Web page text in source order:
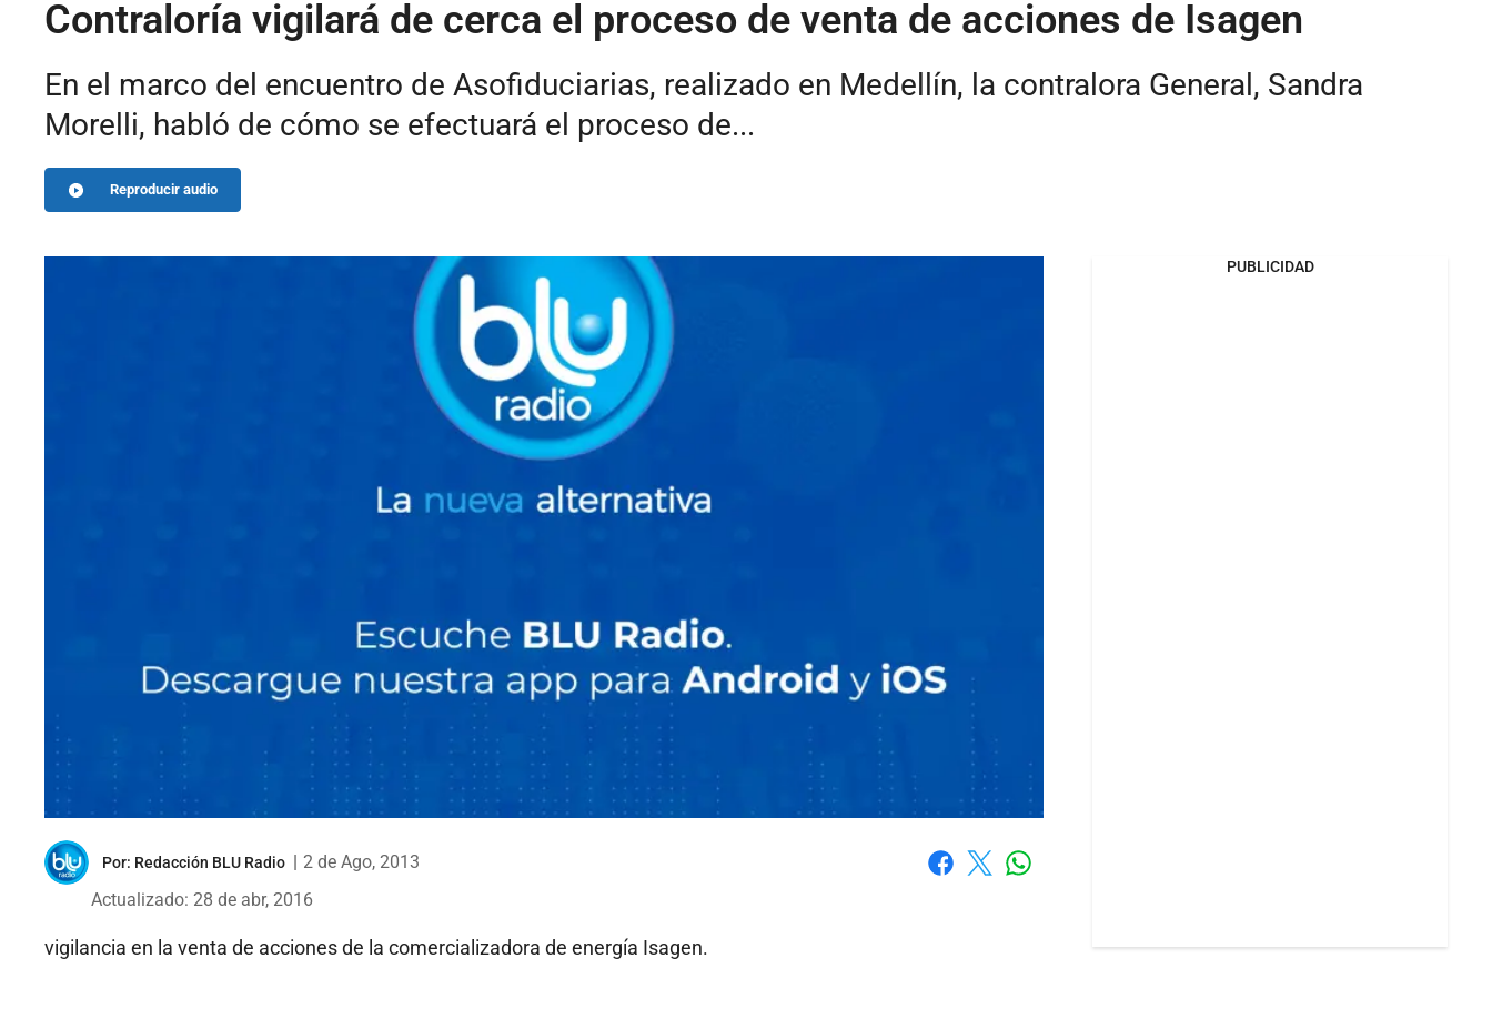
Contraloría vigilará de cerca el proceso de venta de acciones de Isagen
En el marco del encuentro de Asofiduciarias, realizado en Medellín, la contralora General, Sandra
Morelli, habló de cómo se efectuará el proceso de...
Reproducir audio
Por: Redacción BLU Radio
2 de Ago, 2013
Actualizado: 28 de abr, 2016
vigilancia en la venta de acciones de la comercializadora de energía Isagen.
PUBLICIDAD